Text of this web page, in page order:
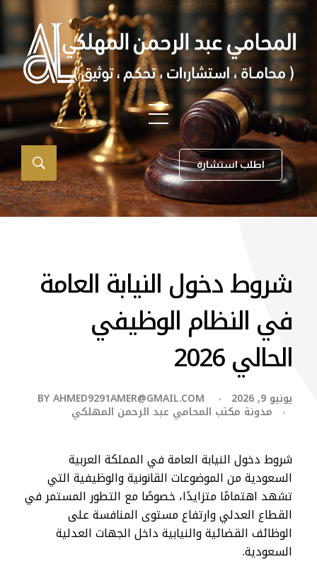
اطلب استشارة
شروط دخول النيابة العامة
في النظام الوظيفي
الحالي 2026
يونيو 9, 2026 BYAHMED9291AMER@GMAIL.COM
مدونة مكتب المحامي عبد الرحمن المهلكي
شروط دخول النيابة العامة في المملكة العربية
السعودية من الموضوعات القانونية والوظيفية التي
تشهد اهتمامًا متزايدًا، خصوصًا مع التطور المستمر في
القطاع العدلي وارتفاع مستوى المنافسة على
الوظائف القضائية والنيابية داخل الجهات العدلية
السعودية.